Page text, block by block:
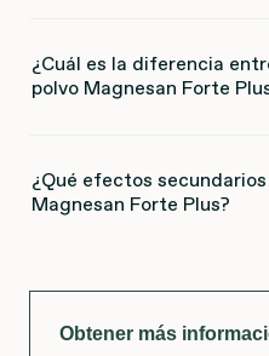
¿Cuál es la diferencia
polvo Magnesan Forte
¿Qué efectos
Magnesan Forte Plus?
Obtener más